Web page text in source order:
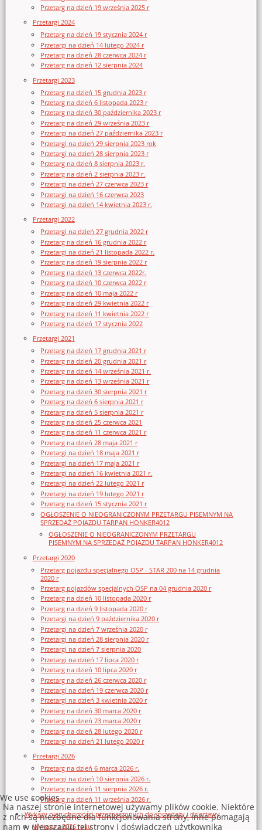
Przetarg na dzień 19 września 2025 r
Przetargi 2024
Przetarg na dzień 19 stycznia 2024 r
Przetargi na dzień 14 lutego 2024 r
Przetarg na dzień 28 czerwca 2024 r
Przetarg na dzień 12 sierpnia 2024
Przetargi 2023
Przetarg na dzień 15 grudnia 2023 r
Przetarg na dzień 6 listopada 2023 r
Przetarg na dzień 30 października 2023 r
Przetarg na dzień 29 września 2023 r
Przetargi na dzień 27 października 2023 r
Przetargi na dzień 29 sierpnia 2023 rok
Przetargi na dzień 28 sierpnia 2023 r
Przetarg na dzień 8 sierpnia 2023 r.
Przetarg na dzień 2 sierpnia 2023 r.
Przetargi na dzień 27 czerwca 2023 r
Przetargi na dzień 16 czerwca 2023
Przetargi na dzień 14 kwietnia 2023 r.
Przetargi 2022
Przetargi na dzień 27 grudnia 2022 r
Przetarg na dzień 16 grudnia 2022 r
Przetargi na dzień 21 listopada 2022 r.
Przetarg na dzień 19 sierpnia 2022 r
Przetarg na dzień 13 czerwca 2022r.
Przetarg na dzień 10 czerwca 2022 r
Przetarg na dzień 10 maja 2022 r
Przetarg na dzień 29 kwietnia 2022 r
Przetarg na dzień 11 kwietnia 2022 r
Przetarg na dzień 17 stycznia 2022
Przetargi 2021
Przetarg na dzień 17 grudnia 2021 r
Przetarg na dzień 20 grudnia 2021 r
Przetarg na dzień 14 września 2021 r.
Przetarg na dzień 13 września 2021 r
Przetarg na dzień 30 sierpnia 2021 r
Przetarg na dzień 6 sierpnia 2021 r
Przetarg na dzień 5 sierpnia 2021 r
Przetarg na dzień 25 czerwca 2021
Przetarg na dzień 11 czerwca 2021 r
Przetarg na dzień 28 maja 2021 r
Przetargi na dzień 18 maja 2021 r
Przetargi na dzień 17 maja 2021 r
Przetargi na dzień 16 kwietnia 2021 r.
Przetargi na dzień 22 lutego 2021 r
Przetargi na dzień 19 lutego 2021 r
Przetarg na dzień 15 stycznia 2021 r
OGŁOSZENIE O NIEOGRANICZONYM PRZETARGU PISEMNYM NA
SPRZEDAŻ POJAZDU TARPAN HONKER4012
OGŁOSZENIE O NIEOGRANICZONYM PRZETARGU
PISEMNYM NA SPRZEDAŻ POJAZDU TARPAN HONKER4012
Przetargi 2020
Przetarg pojazdu specjalnego OSP - STAR 200 na 14 grudnia
2020 r
Przetarg pojazdów specjalnych OSP na 04 grudnia 2020 r
Przetarg na dzień 10 listopada 2020 r
Przetarg na dzień 9 listopada 2020 r
Przetargi na dzień 9 października 2020 r
Przetargi na dzień 7 września 2020 r
Przetargi na dzień 28 sierpnia 2020 r
Przetargi na dzień 7 sierpnia 2020
Przetargi na dzień 17 lipca 2020 r
Przetarg na dzień 10 lipca 2020 r
Przetarg na dzień 26 czerwca 2020 r
Przetargi na dzień 19 czerwca 2020 r
Przetargi na dzień 3 kwietnia 2020 r
Przetarg na dzień 30 marca 2020 r
Przetarg na dzień 23 marca 2020 r
Przetarg na dzień 28 lutego 2020 r
Przetargi na dzień 21 lutego 2020 r
Przetargi 2026
Przetarg na dzień 6 marca 2026 r.
Przetargi na dzień 10 sierpnia 2026 r.
Przetarg na dzień 11 sierpnia 2026 r.
Przetarg na dzień 11 września 2026 r.
Wykazy nieruchomości przeznaczonych do sprzedaży i dzierżawy
Wykazy z 2026 roku
We use cookies
Na naszej stronie internetowej używamy plików cookie. Niektóre
z nich są niezbędne dla funkcjonowania strony, inne pomagają
nam w ulepszaniu tej strony i doświadczeń użytkownika